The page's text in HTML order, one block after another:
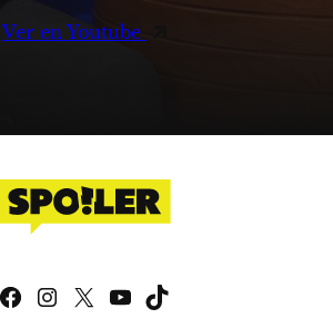
Ver en Youtube
Facebook
Instagram
X YouTube